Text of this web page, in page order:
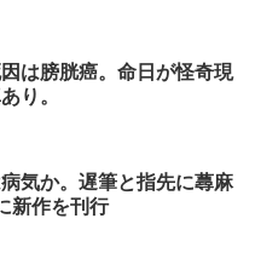
は膀胱癌。命日が怪奇現
り。
気か。遅筆と指先に蕁麻
新作を刊行